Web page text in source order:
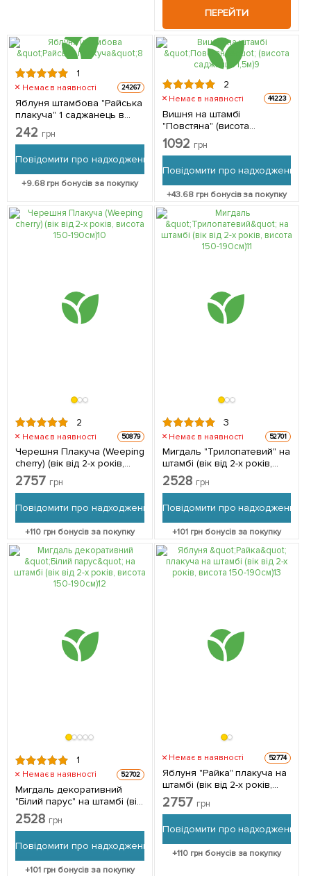
ПЕРЕЙТИ
1
Немає в наявності 24267
Яблуня штамбова "Райська
плакуча" 1 саджанець в
упаковці
242 грн
Повідомити про надходження
+9.68грн бонусів за покупку
2
Немає в наявності 44223
Вишня на штамбі
"Повстяна" (висота
саджанця 1,5м) 1 саджанець
в упаковці
1092 грн
Повідомити про надходження
+43.68грн бонусів за покупку
2
Немає в наявності 50879
Черешня Плакуча (Weeping
cherry) (вік від 2-х років,
висота 150-190см) 1 шт в
упаковці
2757 грн
Повідомити про надходження
+110 грн бонусів за покупку
3
Немає в наявності 52701
Мигдаль "Трилопатевий" на
штамбі (вік від 2-х років,
висота 150-190см) 1
саджанець в упаковці
2528 грн
Повідомити про надходження
+101грн бонусів за покупку
1
Немає в наявності 52702
Мигдаль декоративний
"Білий парус" на штамбі (вік
від 2-х років, висота 150-
190см) 1 саджанець в
2528 грн
Повідомити про надходження
+101 грн бонусів за покупку
Немає в наявності 52774
Яблуня "Райка" плакуча на
штамбі (вік від 2-х років,
висота 150-190см) 1
саджанець в упаковці
2757 грн
Повідомити про надходження
+110грн бонусів за покупку